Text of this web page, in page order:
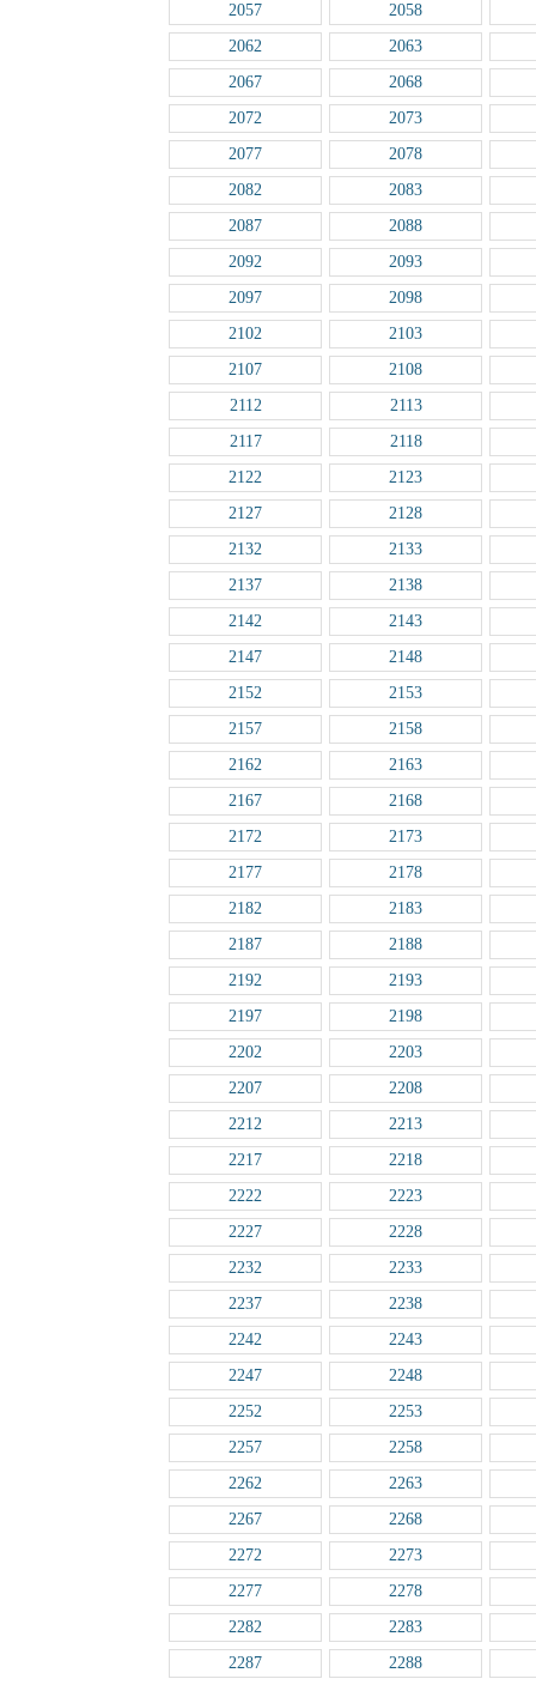
2057
2058
2062
2063
2067
2068
2072
2073
2077
2078
2082
2083
2087
2088
2092
2093
2097
2098
2102
2103
2107
2108
2112
2113
2117
2118
2122
2123
2127
2128
2132
2133
2137
2138
2142
2143
2147
2148
2152
2153
2157
2158
2162
2163
2167
2168
2172
2173
2177
2178
2182
2183
2187
2188
2192
2193
2197
2198
2202
2203
2207
2208
2212
2213
2217
2218
2222
2223
2227
2228
2232
2233
2237
2238
2242
2243
2247
2248
2252
2253
2257
2258
2262
2263
2267
2268
2272
2273
2277
2278
2282
2283
2287
2288